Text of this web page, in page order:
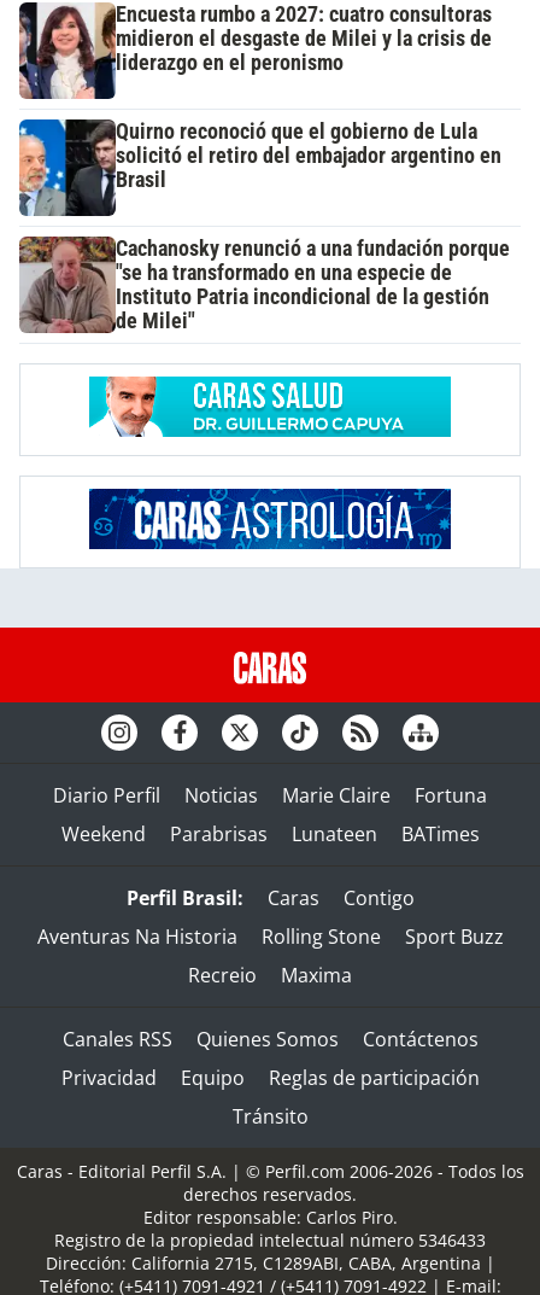
Encuesta rumbo a 2027: cuatro consultoras
midieron el desgaste de Milei y la crisis de
liderazgo en el peronismo
Quirno reconoció que el gobierno de Lula
solicitó el retiro del embajador argentino en
Brasil
Cachanosky renunció a una fundación porque
"se ha transformado en una especie de
Instituto Patria incondicional de la gestión
de Milei"
Diario Perfil Noticias Marie Claire
Fortuna
Weekend
Parabrisas Lunateen BATimes
Perfil Brasil: Caras
Contigo
Aventuras Na Historia
Rolling Stone
Sport Buzz
Recreio
Maxima
Canales RSS Quienes Somos
Contáctenos
Privacidad
Equipo
Reglas de participación
Tránsito
Caras - Editorial Perfil S.A. | © Perfil.com 2006-2026 - Todos los
derechos reservados.
Editor responsable: Carlos Piro.
Registro de la propiedad intelectual número 5346433
Dirección: California 2715, C1289ABI, CABA, Argentina |
Teléfono: (+5411) 7091-4921 / (+5411) 7091-4922 | E-mail: